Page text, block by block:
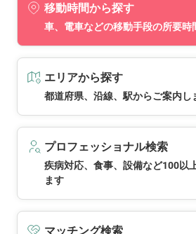
移動時間から探す
車、電車などの移動手段の所要時
エリアから探す
都道府県、沿線、駅からご案内し
プロフェッショナル検索
疾病対応、食事、設備など100以
ます
マッチング検索